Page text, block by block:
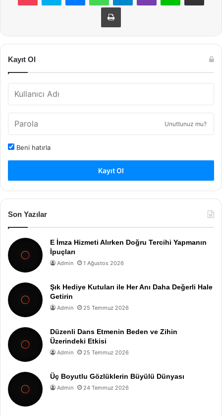
Yazdır
Kayıt Ol
Unuttunuz mu?
Beni hatırla
Kayıt Ol
Son Yazılar
E İmza Hizmeti Alırken Doğru Tercihi Yapmanın
İpuçları
Admin 1 Ağustos 2026
Şık Hediye Kutuları ile Her Anı Daha Değerli Hale
Getirin
Admin 25 Temmuz 2026
Düzenli Dans Etmenin Beden ve Zihin
Üzerindeki Etkisi
Admin 25 Temmuz 2026
Üç Boyutlu Gözlüklerin Büyülü Dünyası
Admin 24 Temmuz 2026